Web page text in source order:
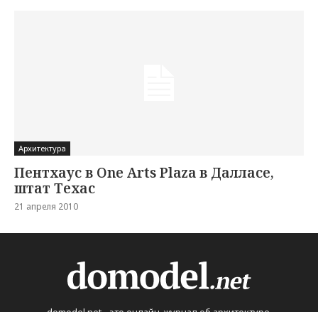
Архитектура
Пентхаус в One Arts Plaza в Далласе,
штат Техас
21 апреля 2010